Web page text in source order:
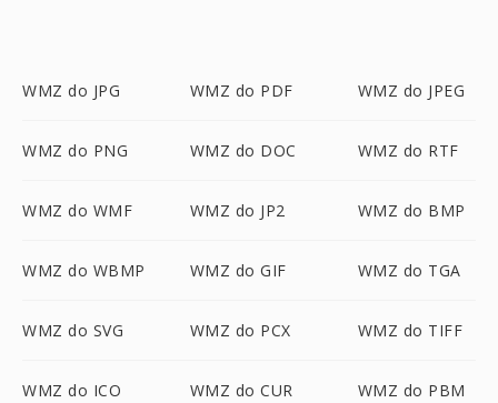
WMZ do JPG WMZ do PDF WMZ do JPEG
WMZ do PNG WMZ do DOC WMZ do RTF
WMZ do WMF WMZ do JP2 WMZ do BMP
WMZ do WBMP WMZ do GIF WMZ do TGA
WMZ do SVG WMZ do PCX WMZ do TIFF
WMZ do ICO WMZ do CUR WMZ do PBM